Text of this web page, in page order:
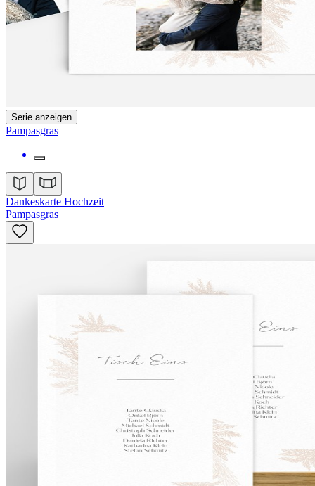
Serie anzeigen
Pampasgras
Dankeskarte Hochzeit
Pampasgras